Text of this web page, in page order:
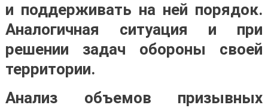
и поддерживать на ней порядок.
Аналогичная ситуация и при
решении задач обороны своей
территории.
Анализ объемов призывных